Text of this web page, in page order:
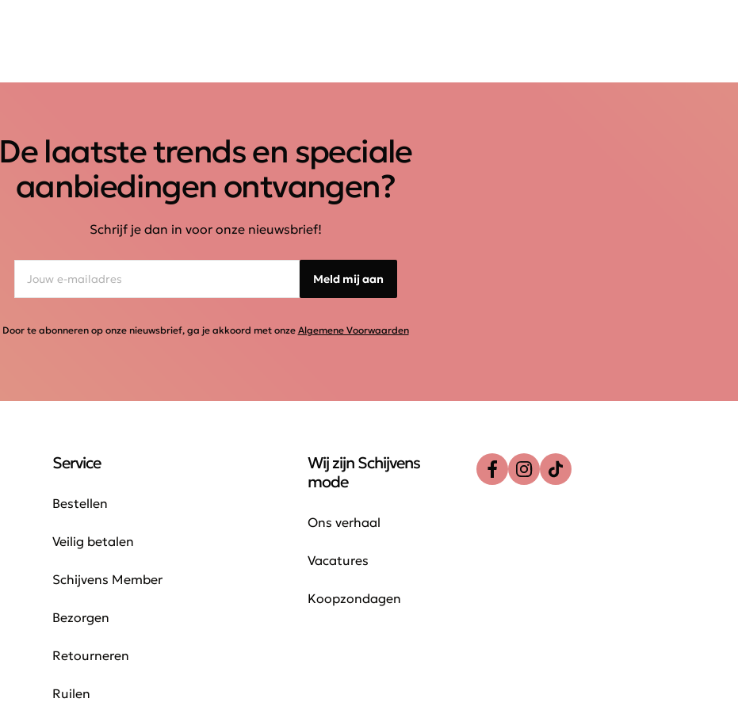
De laatste trends en speciale
aanbiedingen ontvangen?
Schrijf je dan in voor onze nieuwsbrief!
Meld mij aan
Door te abonneren op onze nieuwsbrief, ga je akkoord met onze Algemene Voorwaarden
Service
Bestellen
Veilig betalen
Schijvens Member
Bezorgen
Retourneren
Ruilen
Wij zijn Schijvens
mode
Ons verhaal
Vacatures
Koopzondagen